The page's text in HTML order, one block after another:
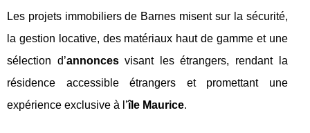
Les projets immobiliers de Barnes misent sur la sécurité,
la gestion locative, des matériaux haut de gamme et une
sélection d’annoncesvisant les étrangers, rendant la
résidence accessible étrangers et promettant une
expérience exclusive à l’île Maurice.